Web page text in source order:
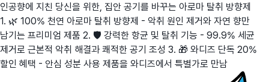
인공향에 지친 당신을 위한, 집안 공기를 바꾸는 아로마 탈취 방향제
1. 🌿 100% 천연 아로마 탈취 방향제 - 악취 원인 제거와 자연 향만
남기는 프리미엄 제품 2. 🛡️ 강력한 항균 및 탈취 기능 - 99.9% 세균
제거로 근본적 악취 해결과 쾌적한 공기 조성 3. 🎁 와디즈 단독 20%
할인 혜택 - 안심 성분 사용 제품을 와디즈에서 특별가로 만남